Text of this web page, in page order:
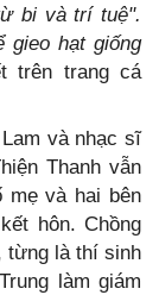
bi và trí tuệ".
gieo hạt giống
trên trang cá
và nhạc sĩ
Thanh vẫn
mẹ và hai bên
hôn. Chồng
từng là thí sinh
làm giám